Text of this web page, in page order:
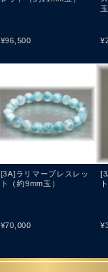
¥96,500
[3A]ラリマーブレスレッ
ト（約9mm玉）
¥70,000
¥
¥